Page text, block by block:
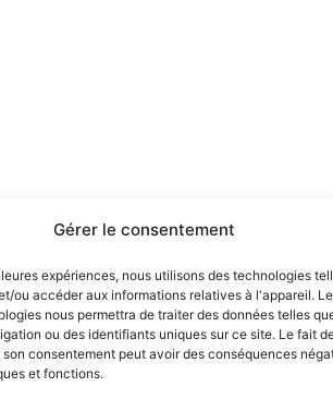
Gérer le consentement
expériences, nous utilisons des technologies
ou accéder aux informations relatives à l'appareil.
nous permettra de traiter des données telles
ou des identifiants uniques sur ce site. Le fait
consentement peut avoir des conséquences
et fonctions.